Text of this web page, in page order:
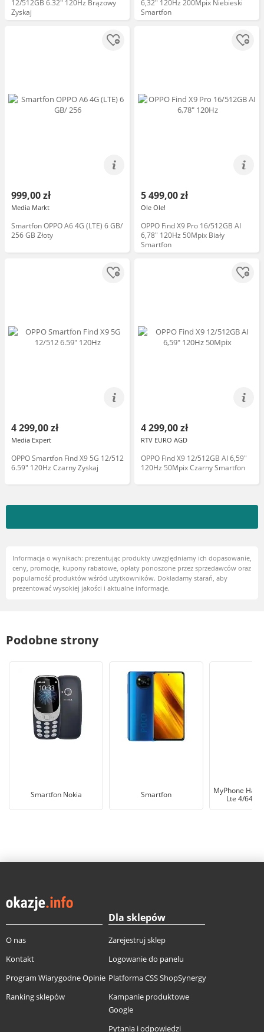
12/512GB 6.32" 120Hz Brązowy
Zyskaj
6,32" 120Hz 200Mpix Niebieski
Smartfon
999,00 zł
Media Markt
Smartfon OPPO A6 4G (LTE) 6 GB/
256 GB Złoty
5 499,00 zł
Ole Ole!
OPPO Find X9 Pro 16/512GB AI
6,78" 120Hz 50Mpix Biały
Smartfon
4 299,00 zł
Media Expert
OPPO Smartfon Find X9 5G 12/512
6.59" 120Hz Czarny Zyskaj
4 299,00 zł
RTV EURO AGD
OPPO Find X9 12/512GB AI 6,59"
120Hz 50Mpix Czarny Smartfon
Informacja o wynikach: prezentując produkty uwzględniamy ich dopasowanie,
ceny, promocje, kupony rabatowe, opłaty ponoszone przez sprzedawców oraz
popularność produktów wśród użytkowników. Dokładamy starań, aby
prezentować wysokiej jakości i aktualne informacje.
Podobne strony
Smartfon Nokia Smartfon
MyPhone
Lte 4/
O nas
Kontakt
Program Wiarygodne Opinie
Ranking sklepów
Dla sklepów
Zarejestruj sklep
Logowanie do panelu
Platforma CSS ShopSynergy
Kampanie produktowe
Google
Pytania i odpowiedzi